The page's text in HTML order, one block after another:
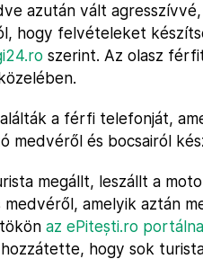
azután vált
hogy felvételeket
szerint. Az olasz
a férfi telefonját,
medvéről és bocsairól
megállt, leszállt a
amelyik aztán
az ePitești.ro
hogy sok